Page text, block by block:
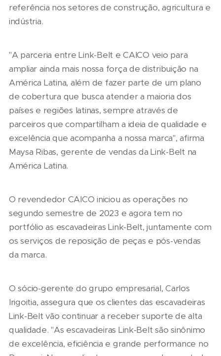
referência nos setores de construção, agricultura e
indústria.
"A parceria entre Link-Belt e CAICO veio para
ampliar ainda mais nossa força de distribuição na
América Latina, além de fazer parte de um plano
de cobertura que busca atender a maioria dos
países e regiões latinas, sempre através de
parceiros que compartilham a ideia de qualidade e
excelência que acompanha a nossa marca", afirma
Maysa Ribas, gerente de vendas da Link-Belt na
América Latina.
O revendedor CAICO iniciou as operações no
segundo semestre de 2023 e agora tem no
portfólio as escavadeiras Link-Belt, juntamente com
os serviços de reposição de peças e pós-vendas
da marca.
O sócio-gerente do grupo empresarial, Carlos
Irigoitia, assegura que os clientes das escavadeiras
Link-Belt vão continuar a receber suporte de alta
qualidade. "As escavadeiras Link-Belt são sinônimo
de excelência, eficiência e grande performance no